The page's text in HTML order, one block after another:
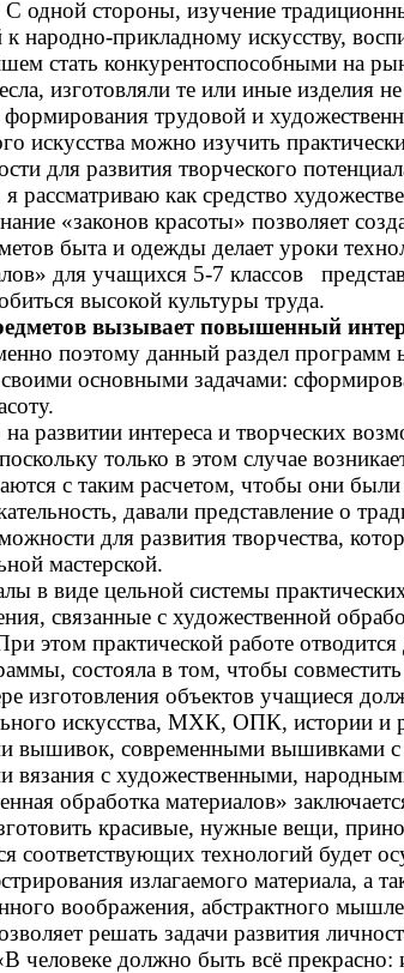
одной стороны, изучение
прикладному искусству,
стать конкурентоспособными на
изготовляли те или иные изделия
трудовой и
искусства можно изучить
для развития творческого
как средство
«законов красоты» позволяет
быта и одежды делает уроки
для учащихся 5-7 классов
высокой культуры труда.
вызывает повышенный
поэтому данный раздел программ
основными задачами:
развитии интереса и творческих
только в этом случае
с таким расчетом, чтобы они
давали представление о
для развития творчества,
мастерской.
в виде цельной системы
связанные с художественной
этом практической работе
состояла в том, чтобы
изготовления объектов учащиеся
искусства, МХК, ОПК,
вышивок, современными вышивками
с художественными,
обработка материалов»
красивые, нужные вещи,
соответствующих технологий будет
излагаемого материала, а
воображения, абстрактного
решать задачи развития
человеке должно быть всё